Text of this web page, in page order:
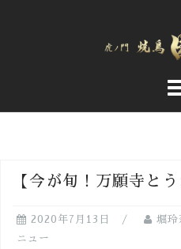
へ
【今が旬！万願寺とう
2020年7月13日 堀玲
ニュー